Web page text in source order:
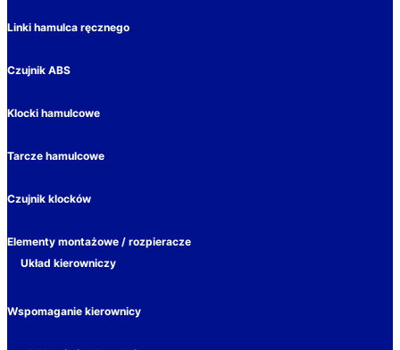
Linki hamulca ręcznego
Czujnik ABS
Klocki hamulcowe
Tarcze hamulcowe
Czujnik klocków
Elementy montażowe / rozpieracze
Układ kierowniczy
Wspomaganie kierownicy